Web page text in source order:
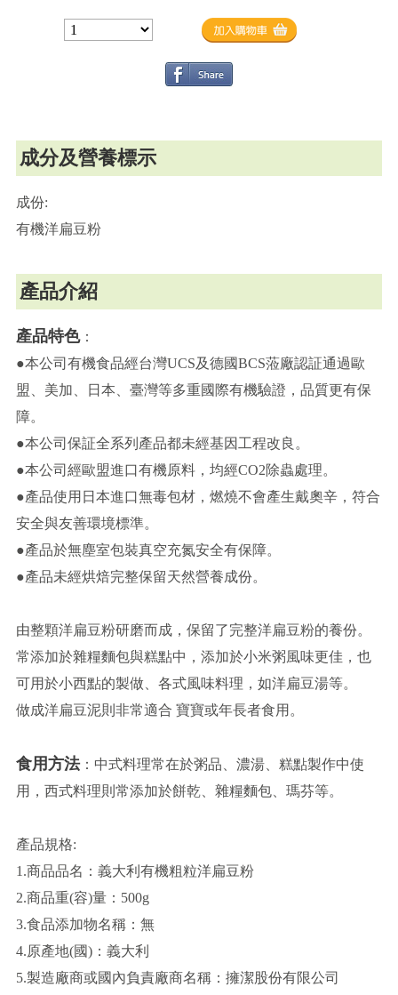
成分及營養標示
成份:
有機洋扁豆粉
產品介紹
產品特色：
●本公司有機食品經台灣UCS及德國BCS蒞廠認証通過歐
盟、美加、日本、臺灣等多重國際有機驗證，品質更有保
障。
●本公司保証全系列產品都未經基因工程改良。
●本公司經歐盟進口有機原料，均經CO2除蟲處理。
●產品使用日本進口無毒包材，燃燒不會產生戴奧辛，符合
安全與友善環境標準。
●產品於無塵室包裝真空充氮安全有保障。
●產品未經烘焙完整保留天然營養成份。
由整顆洋扁豆粉研磨而成，保留了完整洋扁豆粉的養份。
常添加於雜糧麵包與糕點中，添加於小米粥風味更佳，也
可用於小西點的製做、各式風味料理，如洋扁豆湯等。
做成洋扁豆泥則非常適合 寶寶或年長者食用。
食用方法：中式料理常在於粥品、濃湯、糕點製作中使
用，西式料理則常添加於餅乾、雜糧麵包、瑪芬等。
產品規格:
1.商品品名：義大利有機粗粒洋扁豆粉
2.商品重(容)量：500g
3.食品添加物名稱：無
4.原產地(國)：義大利
5.製造廠商或國內負責廠商名稱：擁潔股份有限公司